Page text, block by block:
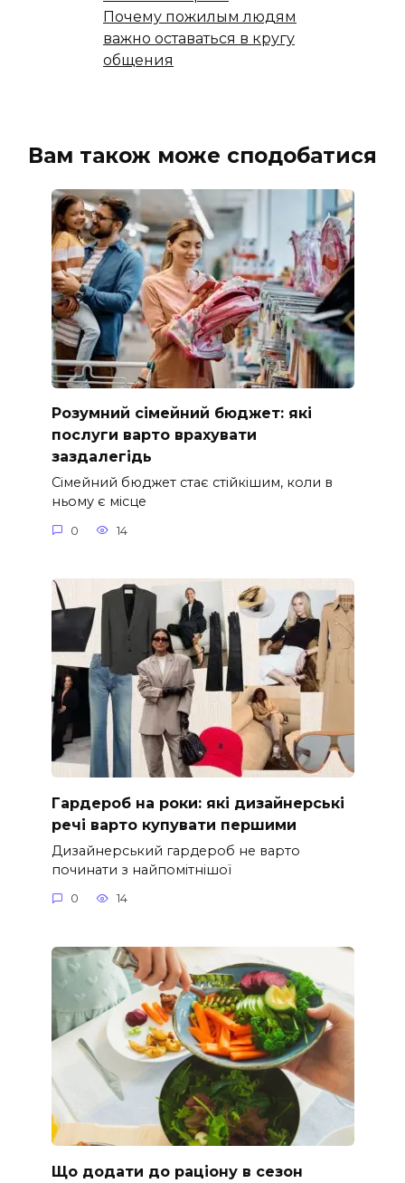
Почему пожилым людям
важно оставаться в кругу
общения
Вам також може сподобатися
Розумний сімейний бюджет: які
послуги варто врахувати
заздалегідь
Сімейний бюджет стає стійкішим, коли в
ньому є місце
0 14
Гардероб на роки: які дизайнерські
речі варто купувати першими
Дизайнерський гардероб не варто
починати з найпомітнішої
0 14
Що додати до раціону в сезон